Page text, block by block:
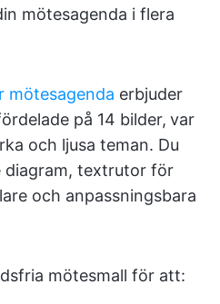
mötesagenda i flera
mötesagenda erbjuder
på 14 bilder, var
och ljusa teman. Du
diagram, textrutor för
och anpassningsbara
mötesmall för att: